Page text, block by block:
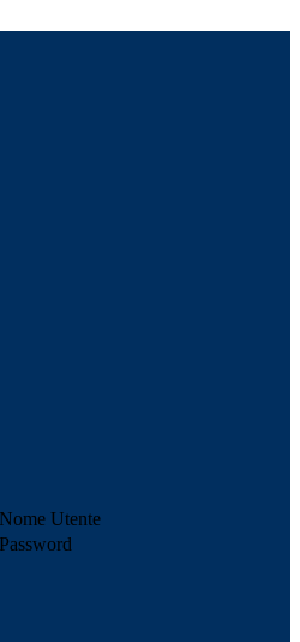
Nome Utente
Password